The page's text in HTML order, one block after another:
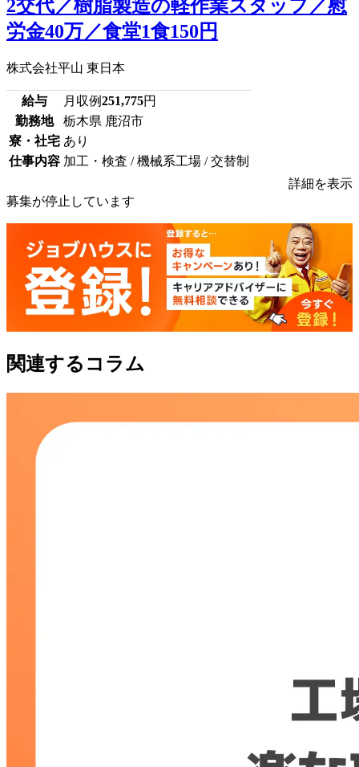
2交代／樹脂製造の軽作業スタッフ／慰
労金40万／食堂1食150円
株式会社平山 東日本
給与 月収例251,775円
勤務地
栃木県 鹿沼市
寮・社宅 あり
仕事内容 加工・検査 / 機械系工場 / 交替制
詳細を表示
募集が停止しています
関連するコラム